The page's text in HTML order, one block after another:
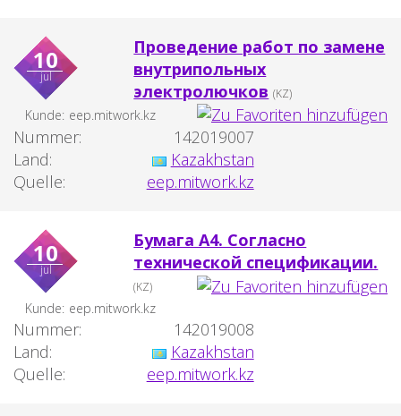
10
jul
Проведение работ по замене
внутрипольных
электролючков (KZ)
Kunde: eep.mitwork.kz
Nummer:
142019007
Land:
Kazakhstan
Quelle:
eep.mitwork.kz
10
jul
Бумага А4. Согласно
технической спецификации.
(KZ)
Kunde: eep.mitwork.kz
Nummer:
142019008
Land:
Kazakhstan
Quelle:
eep.mitwork.kz